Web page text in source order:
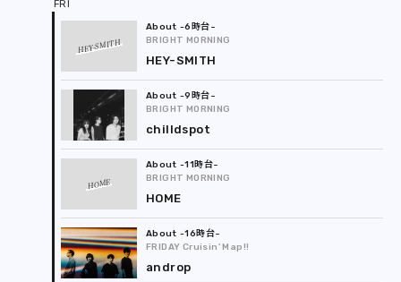
HEY-SMITH
-6時台
BRIGHT MORNING
HEY-SMITH
-9時台
BRIGHT MORNING
chilldspot
HOME
-11時台
BRIGHT MORNING
HOME
-16時台
FRIDAY Cruisin' Map!!
androp